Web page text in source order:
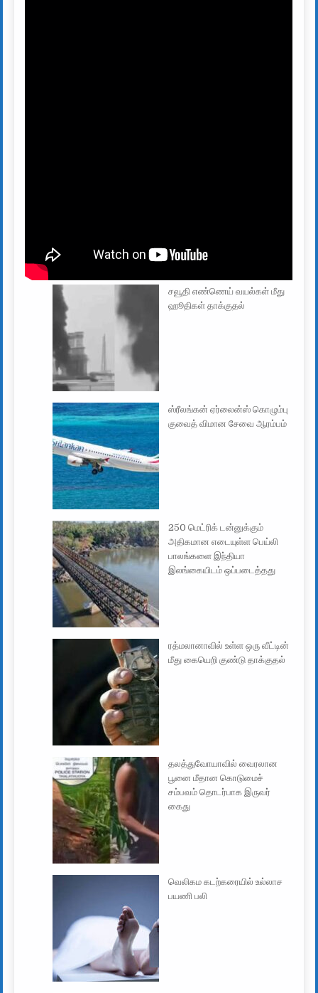
சவூதி எண்ணெய் வயல்கள் மீது
ஹூதிகள் தாக்குதல்
ஸ்ரீலங்கன் ஏர்லைன்ஸ் கொழும்பு
குவைத் விமான சேவை ஆரம்பம்
250 மெட்ரிக் டன்னுக்கும்
அதிகமான எடையுள்ள பெய்லி
பாலங்களை இந்தியா
இலங்கையிடம் ஒப்படைத்தது
ரத்மலானாவில் உள்ள ஒரு வீட்டின்
மீது கையெறி குண்டு தாக்குதல்
தலத்துவோயாவில் வைரலான
பூனை மீதான கொடுமைச்
சம்பவம் தொடர்பாக இருவர்
கைது
வெலிகம கடற்கரையில் உல்லாச
பயணி பலி